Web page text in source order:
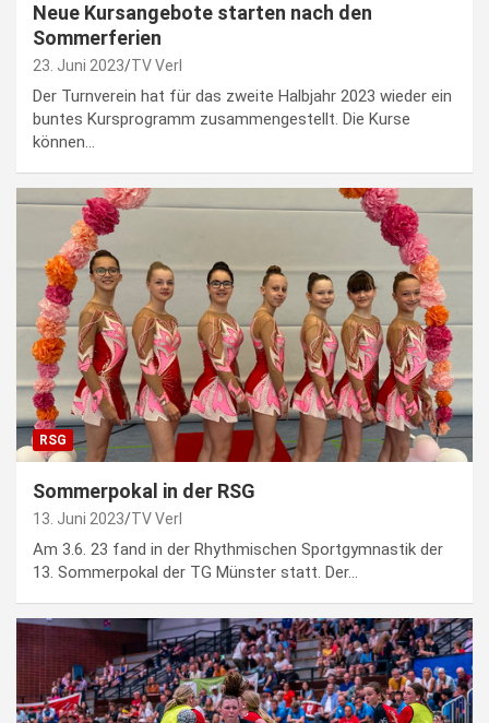
Neue Kursangebote starten nach den
Sommerferien
23. Juni 2023 TV Verl
Der Turnverein hat für das zweite Halbjahr 2023 wieder ein
buntes Kursprogramm zusammengestellt. Die Kurse
können…
RSG
Sommerpokal in der RSG
13. Juni 2023 TV Verl
Am 3.6. 23 fand in der Rhythmischen Sportgymnastik der
13. Sommerpokal der TG Münster statt. Der…